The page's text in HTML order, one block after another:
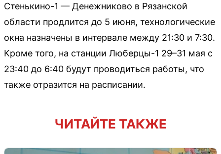
Стенькино-1 — Денежниково в Рязанской
области продлится до 5 июня, технологические
окна назначены в интервале между 21:30 и 7:30.
Кроме того, на станции Люберцы-1 29–31 мая с
23:40 до 6:40 будут проводиться работы, что
также отразится на расписании.
ЧИТАЙТЕ ТАКЖЕ